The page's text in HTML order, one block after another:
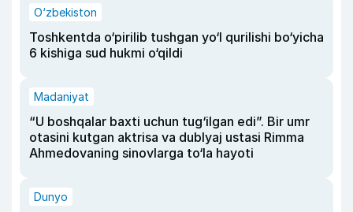
O‘zbekiston
Toshkentda o‘pirilib tushgan yo‘l qurilishi bo‘yicha
6 kishiga sud hukmi o‘qildi
Madaniyat
“U boshqalar baxti uchun tug‘ilgan edi”. Bir umr
otasini kutgan aktrisa va dublyaj ustasi Rimma
Ahmedovaning sinovlarga to‘la hayoti
Dunyo